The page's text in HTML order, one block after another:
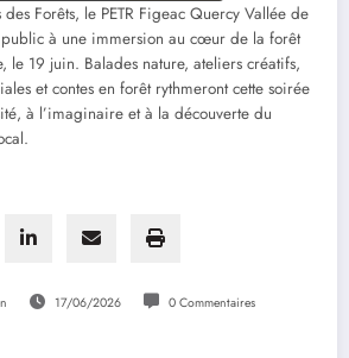
des Forêts, le PETR Figeac Quercy Vallée de
à une immersion au cœur de la forêt
le 19 juin. Balades nature, ateliers créatifs,
et contes en forêt rythmeront cette soirée
à l’imaginaire et à la découverte du
17/06/2026 0 Commentaires